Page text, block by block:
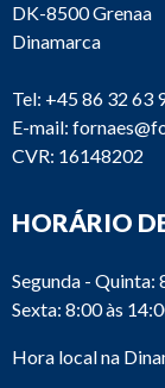
DK-8500 Grenaa
Dinamarca
Tel: +45 86 32 63
E-mail:
CVR: 16148202
HORÁRIO
Segunda - Quinta:
Sexta: 8:00 às
Hora local na